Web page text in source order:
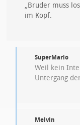
„Bruder muss
im Kopf.
SuperMario
Weil kein
Untergang
Melvin